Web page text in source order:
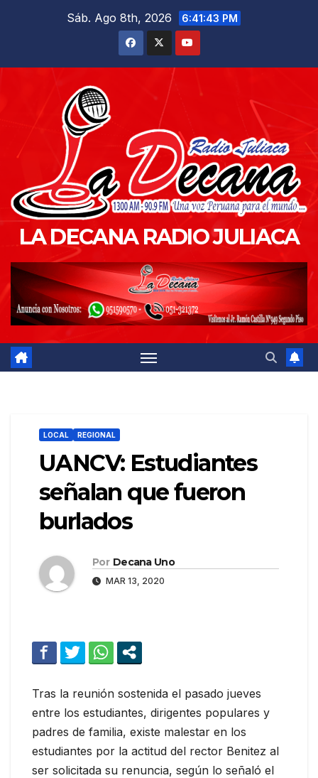
Sáb. Ago 8th, 2026 6:41:45 PM
LA DECANA RADIO JULIACA
LOCAL REGIONAL
UANCV: Estudiantes
señalan que fueron
burlados
Por Decana Uno
MAR 13, 2020
Tras la reunión sostenida el pasado jueves
entre los estudiantes, dirigentes populares y
padres de familia, existe malestar en los
estudiantes por la actitud del rector Benitez al
ser solicitada su renuncia, según lo señaló el